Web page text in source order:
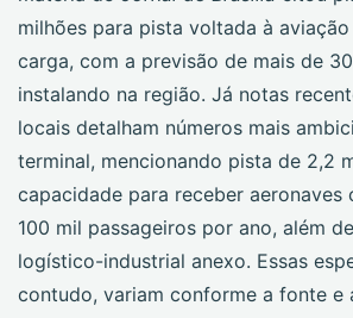
milhões para pista voltada à
carga, com a previsão de mais de
instalando na região. Já notas
locais detalham números mais
terminal, mencionando pista de 2,2
capacidade para receber aeronaves
100 mil passageiros por ano, além
logístico-industrial anexo. Essas
contudo, variam conforme a fonte e